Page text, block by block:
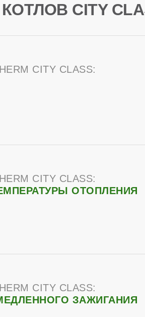
CITY
CITY CLASS:
CITY CLASS:
ОТОПЛЕНИЯ
CITY CLASS:
ЗАЖИГАНИЯ